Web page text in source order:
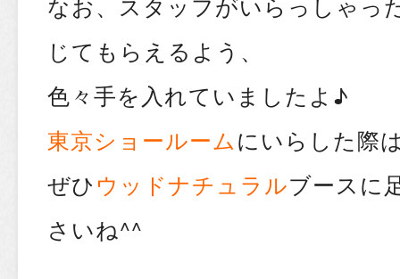
じてもらえるよう、
色々手を入れていましたよ♪
東京ショールームにいらした際
ぜひウッドナチュラルブースに
さいね^^